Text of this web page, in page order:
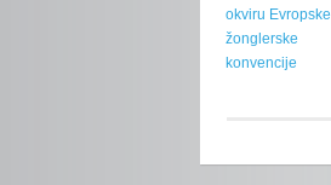
okviru Evropske
žonglerske
konvencije